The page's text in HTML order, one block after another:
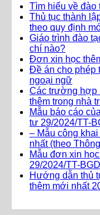
Tìm hiểu về đào
Thủ tục thành
theo quy định
Giáo trình đào
chí nào?
Đơn xin học
Đề án cho phép
ngoại ngữ
Các trường hợp
thêm trong nhà
Mẫu báo cáo
tư 29/2024/TT-
– Mẫu công
nhất (theo
Mẫu đơn xin
29/2024/TT-
Hướng dẫn thủ
thêm mới nhất